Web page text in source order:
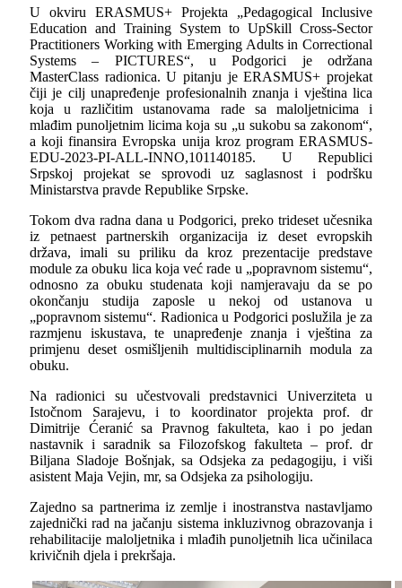
U okviru ERASMUS+ Projekta „Pedagogical Inclusive
Education and Training System to UpSkill Cross-Sector
Practitioners Working with Emerging Adults in Correctional
Systems – PICTURES“, u Podgorici je održana
MasterClass radionica. U pitanju jeERASMUS+ projekat
čiji je cilj unapređenje profesionalnih znanja i vještina lica
koja u različitim ustanovama rade sa maloljetnicima i
mlađim punoljetnim licima koja su „u sukobu sa zakonom“,
a koji finansira Evropska unija kroz programERASMUS-
EDU-2023-PI-ALL-INNO,101140185. U Republici
Srpskoj projekat se sprovodi uz saglasnost i podršku
Ministarstva pravde Republike Srpske.
Tokom dva radna dana u Podgorici, preko trideset učesnika
iz petnaest partnerskih organizacija iz deset evropskih
država, imali su priliku da kroz prezentacije predstave
module za obuku lica koja već rade u „popravnom sistemu“,
odnosno za obuku studenata koji namjeravaju da se po
okončanju studija zaposle u nekoj od ustanova u
„popravnom sistemu“. Radionica u Podgorici poslužila je za
razmjenu iskustava, te unapređenje znanja i vještina za
primjenu deset osmišljenih multidisciplinarnih modula za
obuku.
Na radionici su učestvovali predstavnici Univerziteta u
Istočnom Sarajevu, i to koordinator projekta prof. dr
Dimitrije Ćeranić sa Pravnog fakulteta, kao i po jedan
nastavnik i saradnik sa Filozofskog fakulteta – prof. dr
Biljana Sladoje Bošnjak, sa Odsjeka za pedagogiju, i viši
asistent Maja Vejin, mr, sa Odsjeka za psihologiju.
Zajedno sa partnerima iz zemlje i inostranstva nastavljamo
zajednički rad na jačanju sistema inkluzivnog obrazovanja i
rehabilitacije maloljetnika i mlađih punoljetnih lica učinilaca
krivičnih djela i prekršaja.